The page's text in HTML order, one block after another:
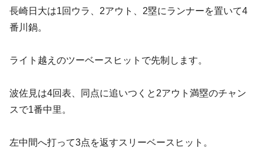
長崎日大は1回ウラ、2アウト、2塁にランナーを置いて4
番川鍋。
ライト越えのツーベースヒットで先制します。
波佐見は4回表、同点に追いつくと2アウト満塁のチャン
スで1番中里。
左中間へ打って3点を返すスリーベースヒット。